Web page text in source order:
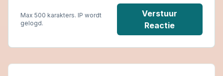
Max 500 karakters. IP wordt
gelogd.
Verstuur
Reactie